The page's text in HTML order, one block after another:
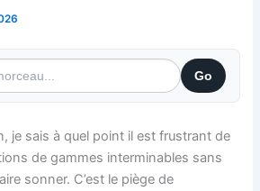
Go
je sais à quel point il est frustrant de
de gammes interminables sans
sonner. C’est le piège de